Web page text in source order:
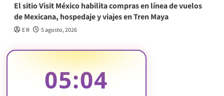
El sitio Visit México habilita compras en línea de vuelos
de Mexicana, hospedaje y viajes en Tren Maya
E R 5 agosto, 2026
05:04